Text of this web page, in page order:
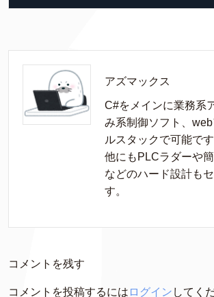
アズマックス
C#をメインに業務系
み系制御ソフト、
ルスタックで可能です
他にもPLCラダーや
などのハード設計も
す。
コメントを残す
コメントを投稿するには ログイン してく